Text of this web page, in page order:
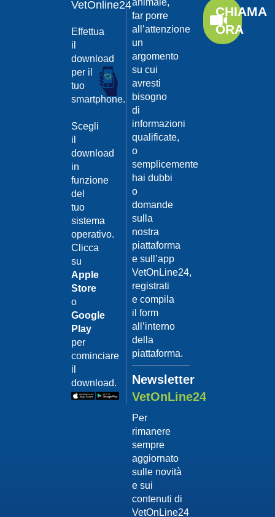
da
Dott.
Felici
VetOnline24
Effettua
il
download
per il
tuo
smartphone.
Scegli
il
download
in
funzione
del
tuo
sistema
operativo.
Clicca
su
Apple
Store
o
Google
Play
per
cominciare
il
download.
animale,
far porre
all’attenzione
un
argomento
su cui
avresti
bisogno
di
informazioni
qualificate,
o
semplicemente
hai dubbi
o
domande
sulla
nostra
piattaforma
e sull’app
VetOnLine24,
registrati
e compila
il form
all’interno
della
piattaforma.
Newsletter
VetOnLine24
Per
rimanere
sempre
aggiornato
sulle novità
e sui
contenuti di
VetOnLine24
CHIAMA
ORA